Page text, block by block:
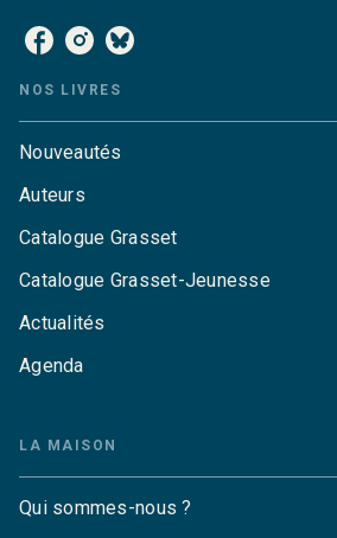
NOS LIVRES
Nouveautés
Auteurs
Catalogue Grasset
Catalogue Grasset-Jeunesse
Actualités
Agenda
LA MAISON
Qui sommes-nous ?